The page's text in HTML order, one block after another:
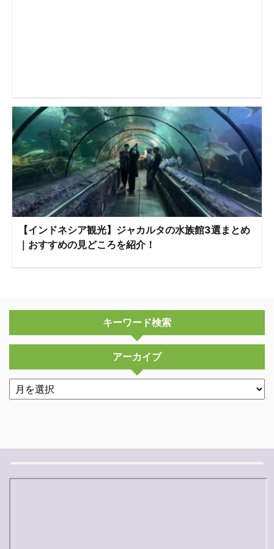
【インドネシア観光】ジャカルタの水族館3選まとめ
｜おすすめの見どころを紹介！
キーワード検索
アーカイブ